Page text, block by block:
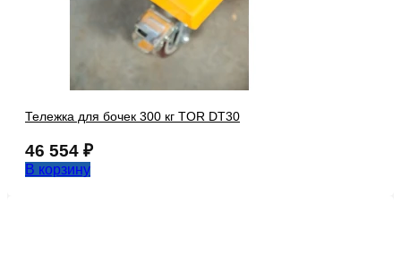
Тележка для бочек 300 кг TOR DT30
46 554 ₽
В корзину